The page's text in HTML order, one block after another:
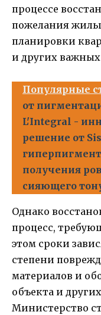
процессе
пожелания
планировки
и других важных
Популярные
от
L'Integral -
решение от
получения
сияющего
Однако
процесс,
этом сроки
степени
материалов и
объекта и
Министерство